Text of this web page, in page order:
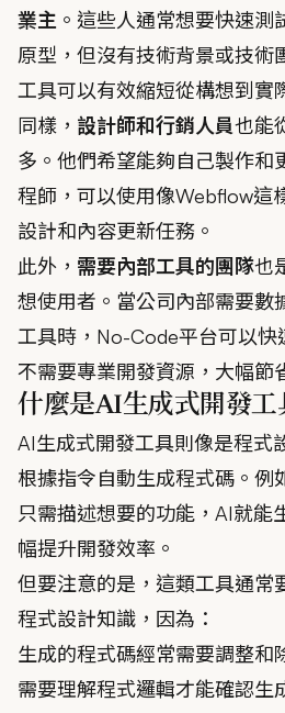
業主 。這些人通常想要快速
原型，但沒有技術背景或技術
工具可以有效縮短從構想到實
同樣， 設計師和行銷人員也能
多。他們希望能夠自己製作和
程師，可以使用像Webflow這
設計和內容更新任務。
此外， 需要內部工具的團隊也
想使用者。當公司內部需要數
工具時，No-Code平台可以快
不需要專業開發資源，大幅節
什麼是AI生成式開發工
AI生成式開發工具則像是程式
根據指令自動生成程式碼。例
只需描述想要的功能，AI就能
幅提升開發效率。
但要注意的是，這類工具通常
程式設計知識，因為：
生成的程式碼經常需要調整和
需要理解程式邏輯才能確認生